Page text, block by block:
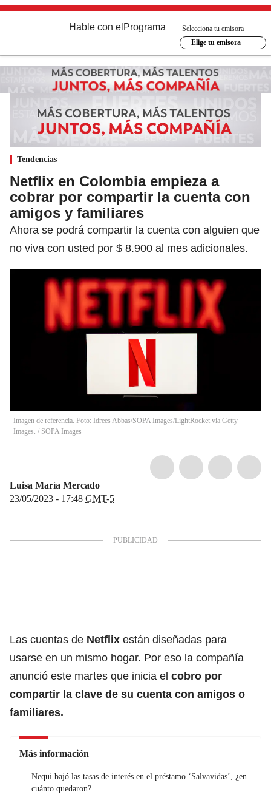
Hable con el Programa
Selecciona tu emisora
Elige tu emisora
Tendencias
Netflix en Colombia empieza a
cobrar por compartir la cuenta con
amigos y familiares
Ahora se podrá compartir la cuenta con alguien que
no viva con usted por $ 8.900 al mes adicionales.
Imagen de referencia. Foto: Idrees Abbas/SOPA Images/LightRocket via Getty
Images. / SOPA Images
Luisa María Mercado
23/05/2023 - 17:48 GMT-5
Las cuentas de Netflix están diseñadas para
usarse en un mismo hogar. Por eso la compañía
anunció este martes que inicia el cobro por
compartir la clave de su cuenta con amigos o
familiares.
Más información
Nequi bajó las tasas de interés en el préstamo ‘Salvavidas’, ¿en
cuánto quedaron?